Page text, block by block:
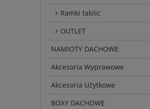
Ramki tablic
OUTLET
NAMIOTY DACHOWE
Akcesoria Wyprawowe
Akcesoria Użytkowe
BOXY DACHOWE